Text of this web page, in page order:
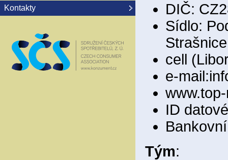
Kontakty
DIČ:
Sídlo:
Strašnice
cell
e-
ID
Tým: